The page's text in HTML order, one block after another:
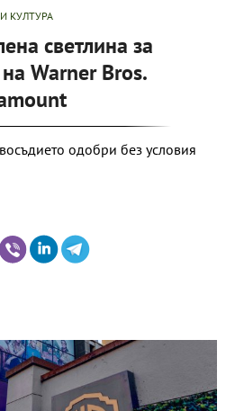
КУЛТУРА
светлина за
Warner Bros.
одобри без условия